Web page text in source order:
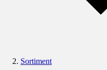
Sortiment